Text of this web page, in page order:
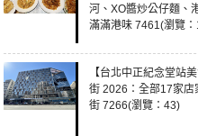
河、XO醬炒公仔麵、
滿滿港味 7461(瀏覽
【台北中正紀念堂站
街 2026：全部17家店
街 7266(瀏覽：43)